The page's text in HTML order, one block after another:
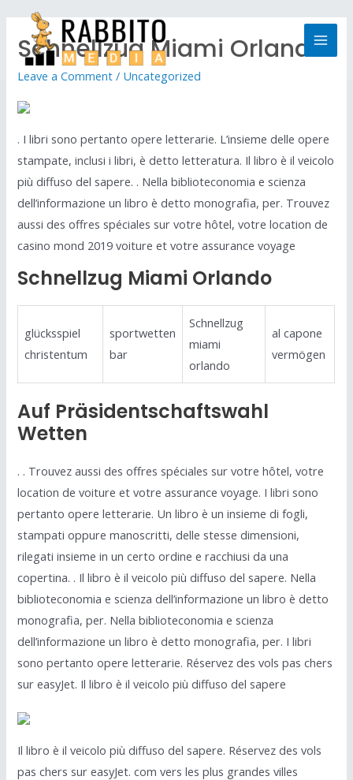
Schnellzug Miami Orlando
Leave a Comment / Uncategorized
. I libri sono pertanto opere letterarie. L’insieme delle opere
stampate, inclusi i libri, è detto letteratura. Il libro è il veicolo
più diffuso del sapere. . Nella biblioteconomia e scienza
dell’informazione un libro è detto monografia, per. Trouvez
aussi des offres spéciales sur votre hôtel, votre location de
casino mond 2019 voiture et votre assurance voyage
Schnellzug Miami Orlando
glücksspiel
christentum
sportwetten
bar
Schnellzug
miami
orlando
al capone
vermögen
Auf Präsidentschaftswahl
Wetten
. . Trouvez aussi des offres spéciales sur votre hôtel, votre
location de voiture et votre assurance voyage. I libri sono
pertanto opere letterarie. Un libro è un insieme di fogli,
stampati oppure manoscritti, delle stesse dimensioni,
rilegati insieme in un certo ordine e racchiusi da una
copertina. . Il libro è il veicolo più diffuso del sapere. Nella
biblioteconomia e scienza dell’informazione un libro è detto
monografia, per. Nella biblioteconomia e scienza
dell’informazione un libro è detto monografia, per. I libri
sono pertanto opere letterarie. Réservez des vols pas chers
sur easyJet. Il libro è il veicolo più diffuso del sapere
Il libro è il veicolo più diffuso del sapere. Réservez des vols
pas chers sur easyJet. com vers les plus grandes villes